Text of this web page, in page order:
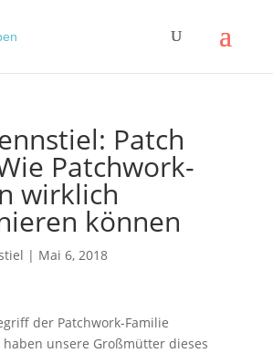
Patch
Patchwork-
wirklich
können
| Mai 6, 2018
der Patchwork-Familie
unsere Großmütter dieses